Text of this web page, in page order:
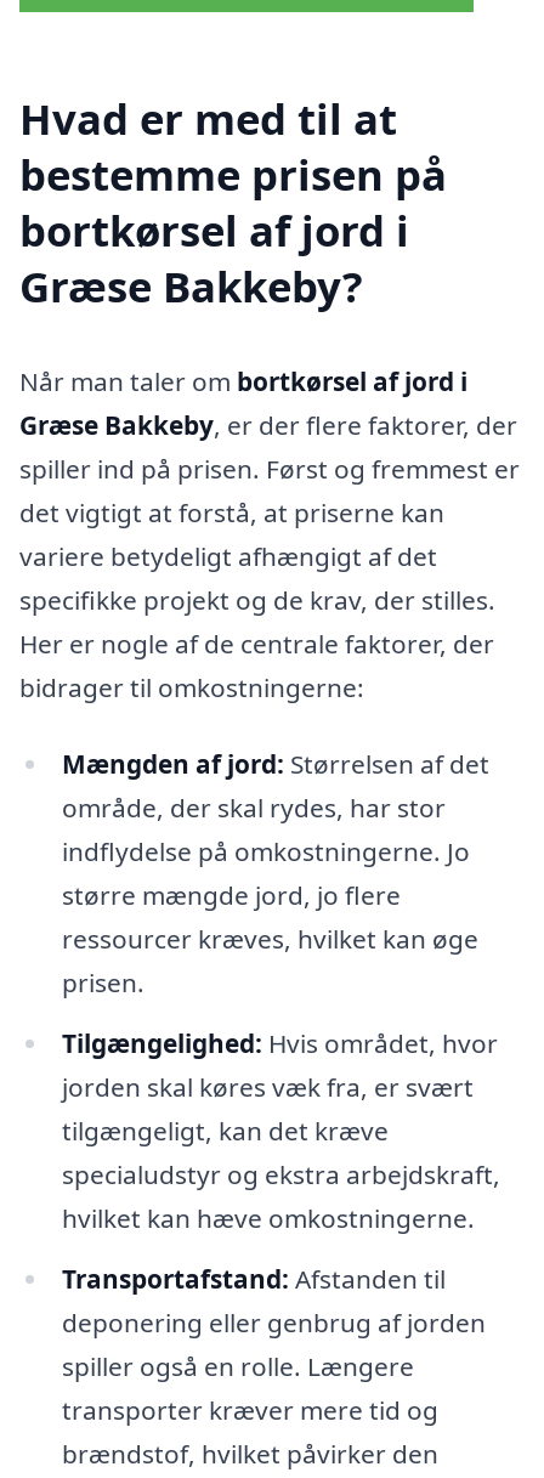
Hvad er med til at
bestemme prisen på
bortkørsel af jord i
Græse Bakkeby?
Når man taler om bortkørsel af jord i
Græse Bakkeby, er der flere faktorer, der
spiller ind på prisen. Først og fremmest er
det vigtigt at forstå, at priserne kan
variere betydeligt afhængigt af det
specifikke projekt og de krav, der stilles.
Her er nogle af de centrale faktorer, der
bidrager til omkostningerne:
Mængden af jord: Størrelsen af det
område, der skal rydes, har stor
indflydelse på omkostningerne. Jo
større mængde jord, jo flere
ressourcer kræves, hvilket kan øge
prisen.
Tilgængelighed: Hvis området, hvor
jorden skal køres væk fra, er svært
tilgængeligt, kan det kræve
specialudstyr og ekstra arbejdskraft,
hvilket kan hæve omkostningerne.
Transportafstand: Afstanden til
deponering eller genbrug af jorden
spiller også en rolle. Længere
transporter kræver mere tid og
brændstof, hvilket påvirker den